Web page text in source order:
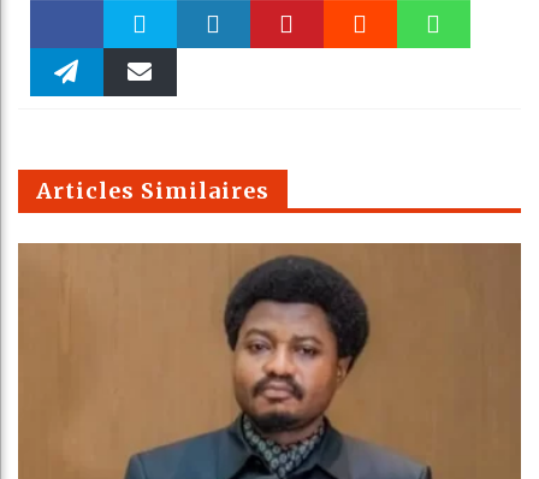
Faceboo Twitter
m
Articles Similaires